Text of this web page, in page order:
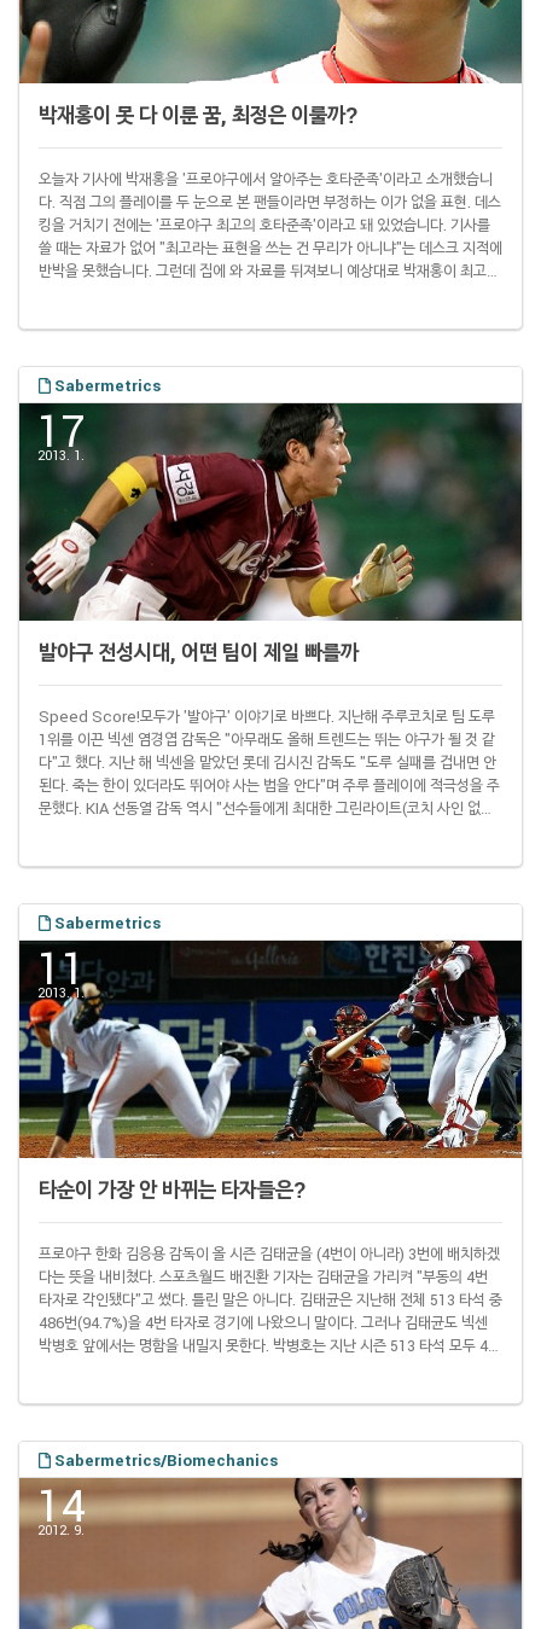
박재홍이 못 다 이룬 꿈, 최정은 이룰까?
오늘자 기사에 박재홍을 '프로야구에서 알아주는 호타준족'이라고 소개했습니
다. 직접 그의 플레이를 두 눈으로 본 팬들이라면 부정하는 이가 없을 표현. 데스
킹을 거치기 전에는 '프로야구 최고의 호타준족'이라고 돼 있었습니다. 기사를
쓸 때는 자료가 없어 "최고라는 표현을 쓰는 건 무리가 아니냐"는 데스크 지적에
반박을 못했습니다. 그런데 집에 와 자료를 뒤져보니 예상대로 박재홍이 최고
Number)라고 부릅니다. 한국 프로야구 31년을 통틀어 이 숫자가 가장 높은 선
수가 바로 박재홍입니다..
Sabermetrics
17
2013. 1.
발야구 전성시대, 어떤 팀이 제일 빠를까
Speed Score!모두가 '발야구' 이야기로 바쁘다. 지난해 주루코치로 팀 도루
1위를 이끈 넥센 염경엽 감독은 "아무래도 올해 트렌드는 뛰는 야구가 될 것 같
다"고 했다. 지난 해 넥센을 맡았던 롯데 김시진 감독도 "도루 실패를 겁내면 안
된다. 죽는 한이 있더라도 뛰어야 사는 법을 안다"며 주루 플레이에 적극성을 주
문했다. KIA 선동열 감독 역시 "선수들에게 최대한 그린라이트(코치 사인 없이
이의 한 종류일 따름이다. 이에 세이버메트릭스의 아버지라 불리는 빌 ..
Sabermetrics
11
2013. 1.
타순이 가장 안 바뀌는 타자들은?
프로야구 한화 김응용 감독이 올 시즌 김태균을 (4번이 아니라) 3번에 배치하겠
다는 뜻을 내비쳤다. 스포츠월드 배진환 기자는 김태균을 가리켜 "부동의 4번
타자로 각인됐다"고 썼다. 틀린 말은 아니다. 김태균은 지난해 전체 513 타석 중
486번(94.7%)을 4번 타자로 경기에 나왔으니 말이다. 그러나 김태균도 넥센
박병호 앞에서는 명함을 내밀지 못한다. 박병호는 지난 시즌 513 타석 모두 4번
출루. KIA 테이블 세터진은 8개 구단 가운데 가장 높은 ..
Sabermetrics/Biomechanics
14
2012. 9.